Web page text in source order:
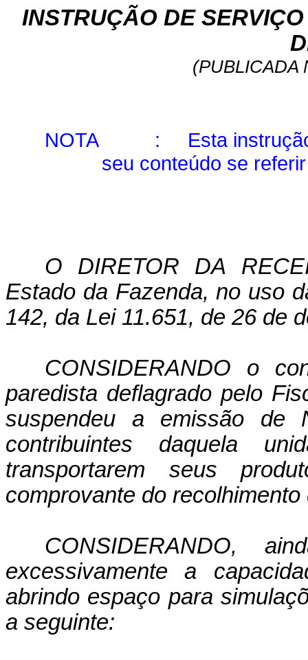
INSTRUÇÃO DE
(PUBLICADA
NOTA :
Esta
seu conteúdo se
O DIRETOR DA
Estado da Fazenda, no uso
142, da Lei 11.651, de 26 de
CONSIDERANDO o
paredista deflagrado pelo
suspendeu a emissão de
contribuintes daquela
transportarem seus
comprovante do
CONSIDERANDO,
excessivamente a
abrindo espaço para
a seguinte: